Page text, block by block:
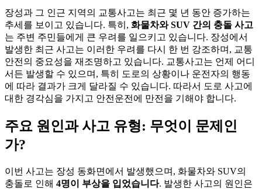
장성과 그 인근 지역의 교통사고는 최근 몇 년 동안 증가하는
추세를 보이고 있습니다. 특히, 화물차와 SUV 간의 충돌 사고
는 주변 주민들에게 큰 우려를 일으키고 있습니다. 장성에서
발생한 최근 사고는 이러한 우려를 다시 한 번 강조하며, 교통
안전의 중요성을 재조명하고 있습니다. 교통사고는 언제 어디
서든 발생할 수 있으며, 특히 도로의 상황이나 운전자의 행동
에 따라 결과가 크게 달라질 수 있습니다. 따라서 도로 사고에
대한 경각심을 가지고 안전운전에 만전을 기해야 합니다.
주요 원인과 사고 유형: 무엇이 문제인
가?
이번 사고는 장성 동화면에서 발생했으며, 화물차와 SUV의
충돌로 인해 4명이 부상을 입었습니다. 발생한 사고의 원인은